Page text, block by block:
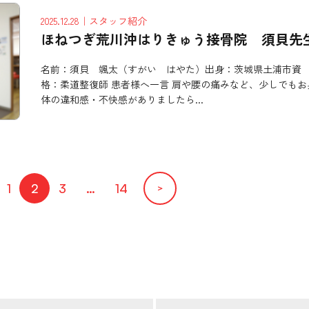
2025.12.28 ｜スタッフ紹介
ほねつぎ荒川沖はりきゅう接骨院 須貝先
名前：須貝 颯太（すがい はやた）出身：茨城県土浦市資
格：柔道整復師 患者様へ一言 肩や腰の痛みなど、少しでも
体の違和感・不快感がありましたら...
1 2 3 … 14 ＞